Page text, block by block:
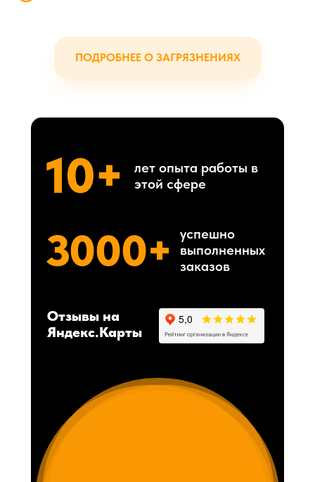
ПОДРОБНЕЕ О ЗАГРЯЗНЕНИЯХ
10+
лет опыта работы в
этой сфере
3000+
успешно
выполненных
заказов
Отзывы на
Яндекс.Карты